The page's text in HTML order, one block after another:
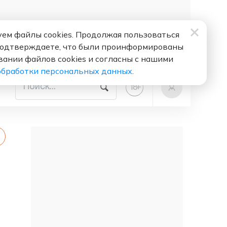
18+
файлы cookies. Продолжая пользоваться
что были проинформированы
файлов cookies и согласны с нашими
персональных данных.